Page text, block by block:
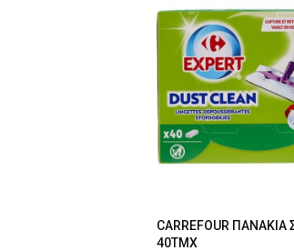
CARREFOUR
40ΤΜΧ